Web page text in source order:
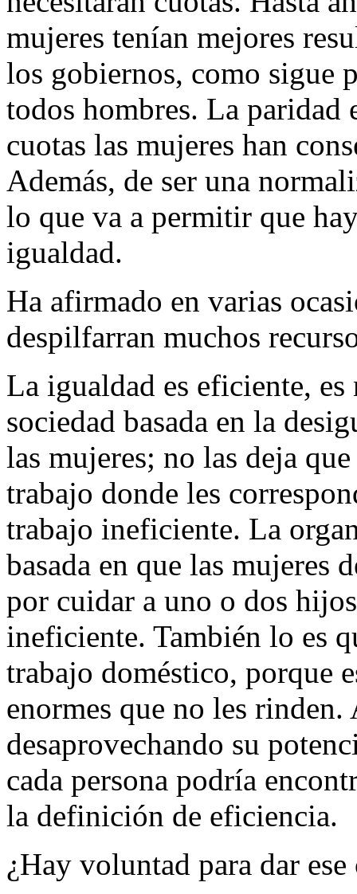
mujeres tenían mejores
los gobiernos, como sigue
todos hombres. La paridad
cuotas las mujeres han
Además, de ser una
lo que va a permitir que
igualdad.
Ha afirmado en varias
despilfarran muchos
La igualdad es eficiente,
sociedad basada en la
las mujeres; no las deja
trabajo donde les
trabajo ineficiente. La
basada en que las mujeres
por cuidar a uno o dos
ineficiente. También lo es
trabajo doméstico, porque
enormes que no les rinden.
desaprovechando su
cada persona podría
la definición de eficiencia.
¿Hay voluntad para dar ese